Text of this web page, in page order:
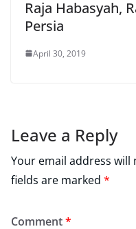
Raja Habasyah,
Persia
April 30, 2019
Leave a Reply
Your email address will
fields are marked *
Comment*